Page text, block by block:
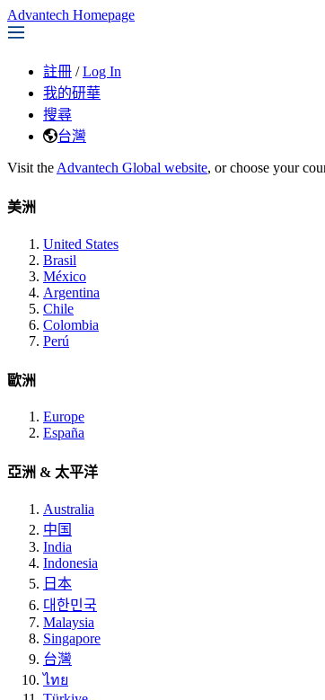
Advantech Homepage
註冊 / Log In
我的研華
搜尋
台灣
Visit the Advantech Global website, or choose your
美洲
United States
Brasil
México
Argentina
Chile
Colombia
Perú
歐洲
Europe
España
亞洲 & 太平洋
Australia
中国
India
Indonesia
日本
대한민국
Malaysia
Singapore
台灣
ไทย